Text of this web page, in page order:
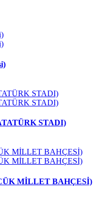
STADI)
MİLLET BAHÇESİ)